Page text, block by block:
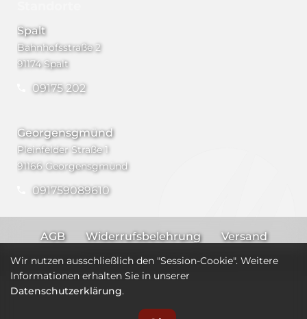
Spalt
Bahnhofsstraße 2
91174 Spalt
09175 202
Georgensgmünd
Pleinfelder Straße 1
91166 Georgensgmünd
091759089610
AGB Widerrufsbelehrung
Versand
Impressum
Datenschutz
Wir nutzen ausschließlich den "Session-Cookie". Weitere
Informationen erhalten Sie in unserer
Datenschutzerklärung.